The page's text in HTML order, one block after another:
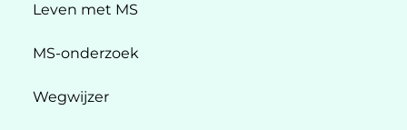
Leven met MS
MS-onderzoek
Wegwijzer